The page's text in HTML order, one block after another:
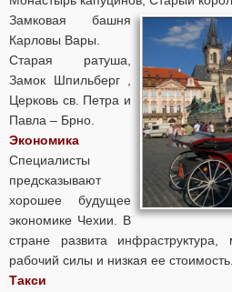
Замковая башня
Карловы Вары.
Старая ратуша,
Замок Шпильберг ,
Церковь св. Петра и
Павла – Брно.
Экономика
Специалисты
предсказывают
хорошее будущее
экономике Чехии. В
стране развита инфраструктура,
рабочий силы и низкая ее стоимость.
Такси